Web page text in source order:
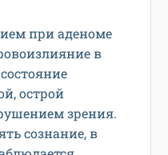
при аденоме
в
острой
зрения.
сознание, в